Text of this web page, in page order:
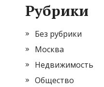
Рубрики
Без рубрики
Москва
Недвижимость
Общество